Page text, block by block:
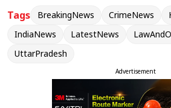
को तसल्ली देने वाले लोग मुट्ठी भर हैं।
और उसके बाद असद के एनकाउंटर ने
कानून का पोषक अपराधियों के खिलाफ
Tags BreakingNews CrimeNews
IndiaNews
LatestNews
UttarPradesh
Advertisement